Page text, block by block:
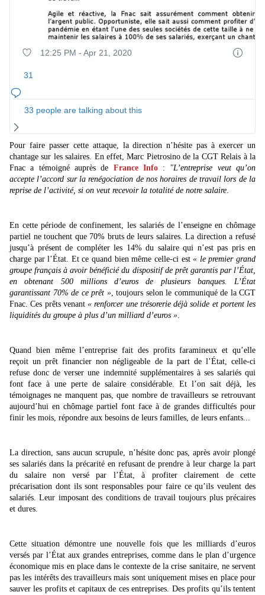
31
12:25 PM - Apr 21, 2020
T
t
A
d
s
n
n
r
v
c
33 people are talking about this
Pour faire passer cette attaque, la direction n’hésite pas à exercer un
chantage sur les salaires. En effet, Marc Pietrosino de la CGT Relais à la
Fnac a témoigné auprès de France Info:
"L’entreprise veut qu’on
accepte l’accord sur la renégociation de nos horaires de travail lors de la
reprise de l’activité, si on veut recevoir la totalité de notre salaire.
En cette période de confinement, les salariés de l’enseigne en chômage
partiel ne touchent que 70% bruts de leurs salaires. La direction a refusé
jusqu’à présent de compléter les 14% du salaire qui n’est pas pris en
charge par l’État. Et ce quand bien même celle-ci est « le premier grand
groupe français à avoir bénéficié du dispositif de prêt garantis par l’État,
en obtenant 500 millions d’euros de plusieurs banques. L’État
garantissant 70% de ce prêt », toujours selon le communiqué de la CGT
Fnac. Ces prêts venant « renforcer une trésorerie déjà solide et portent les
liquidités du groupe à plus d’un milliard d’euros ».
Quand bien même l’entreprise fait des profits faramineux et qu’elle
reçoit un prêt financier non négligeable de la part de l’État, celle-ci
refuse donc de verser une indemnité supplémentaires à ses salariés qui
font face à une perte de salaire considérable. Et l’on sait déjà, les
témoignages ne manquent pas, que nombre de travailleurs se retrouvant
aujourd’hui en chômage partiel font face à de grandes difficultés pour
finir les mois, répondre aux besoins de leurs familles, de leurs enfants...
La direction, sans aucun scrupule, n’hésite donc pas, après avoir plongé
ses salariés dans la précarité en refusant de prendre à leur charge la part
du salaire non versé par l’État, à profiter clairement de cette
précarisation dont ils sont responsables pour faire ce qu’ils veulent des
salariés. Leur imposant des conditions de travail toujours plus précaires
et dures.
Cette situation démontre une nouvelle fois que les milliards d’euros
versés par l’État aux grandes entreprises, comme dans le plan d’urgence
économique mis en place dans le contexte de la crise sanitaire, ne servent
pas les intérêts des travailleurs mais sont uniquement mises en place pour
sauver les profits et capitaux de ces entreprises. Des profits qu’ils tentent